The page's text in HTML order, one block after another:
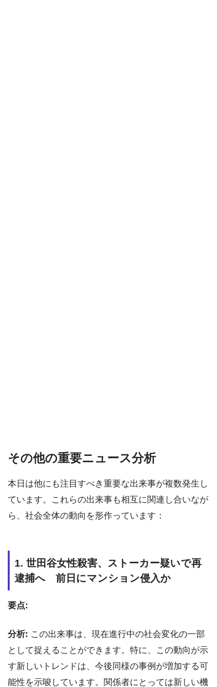
その他の重要ニュース分析
本日は他にも注目すべき重要な出来事が複数発生し
ています。これらの出来事も相互に関連し合いなが
ら、社会全体の動向を形作っています：
1. 世田谷女性殺害、ストーカー疑いで再
逮捕へ 前日にマンション侵入か
要点:
分析: この出来事は、現在進行中の社会変化の一部
として捉えることができます。特に、この動向が示
す新しいトレンドは、今後同様の事例が増加する可
能性を示唆しています。関係者にとっては新しい機